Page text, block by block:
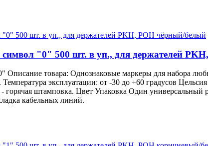
"0" 500 шт. в уп., для держателей
Описание товара: Однознаковые маркеры для набора
эксплуатации: от -30 до +60 градусов
горячая штамповка. Цвет Упаковка Один
кабельных линий.